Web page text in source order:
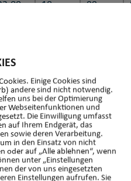
18 99
18 99
5 17
5 17
Einige Cookies sind
andere sind nicht notwendig.
uns bei der Optimierung
Webseitenfunktionen und
Die Einwilligung umfasst
auf Ihrem Endgerät, das
sowie deren Verarbeitung.
in den Einsatz von nicht
oder auf „Alle ablehnen“, wenn
unter „Einstellungen
der von uns eingesetzten
Einstellungen aufrufen. Sie